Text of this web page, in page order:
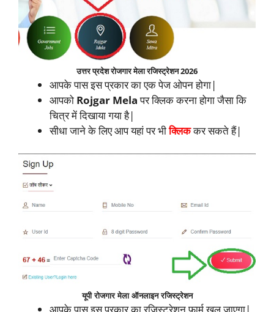
उत्तर प्रदेश रोजगार मेला रजिस्ट्रेशन 2026
आपके पास इस प्रकार का एक पेज ओपन होगा|
आपको Rojgar Melaपर क्लिक करना होगा जैसा कि
चित्र में दिखाया गया है|
सीधा जाने के लिए आप यहां पर भीक्लिककर सकते हैं|
यूपी रोजगार मेला ऑनलाइन रजिस्ट्रेशन